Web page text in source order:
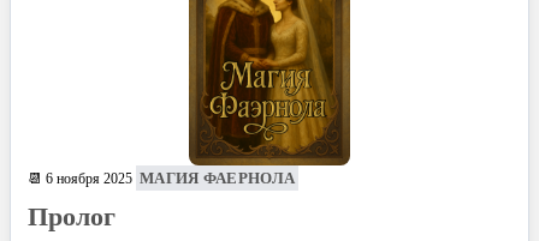
📆 6 ноября 2025 МАГИЯ ФАЕРНОЛА
Пролог